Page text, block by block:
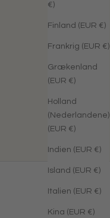
€)
Finland (EUR €)
Frankrig (EUR €)
Grækenland
(EUR €)
Holland
(Nederlandene)
(EUR €)
Indien (EUR €)
Island (EUR €)
Italien (EUR €)
Kina (EUR €)